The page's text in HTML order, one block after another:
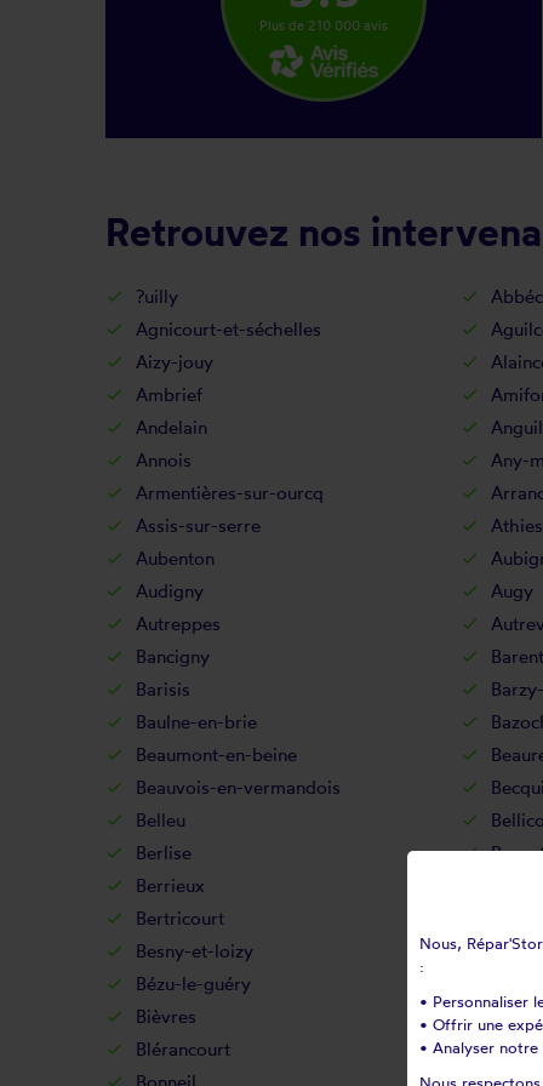
Plus de 210 000 avis
Retrouvez nos
?uilly
Agnicourt-et-séchelles
Aizy-jouy
Ambrief
Andelain
Annois
Any-
Armentières-sur-ourcq
Assis-sur-serre
Aubenton
Audigny
Augy
Autreppes
Bancigny
Barisis
Baulne-en-brie
Beaumont-en-beine
Beauvois-en-vermandois
Belleu
Berlise
Berrieux
Bertricourt
Besny-et-loizy
Bézu-le-guéry
Bièvres
Billy-
Blérancourt
Nous,
:
• Personnaliser
• Offrir une
• Analyser notre